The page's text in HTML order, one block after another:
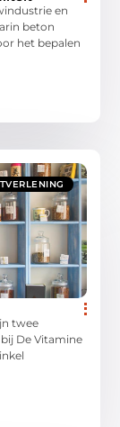
en
beton
het bepalen
twee
De Vitamine